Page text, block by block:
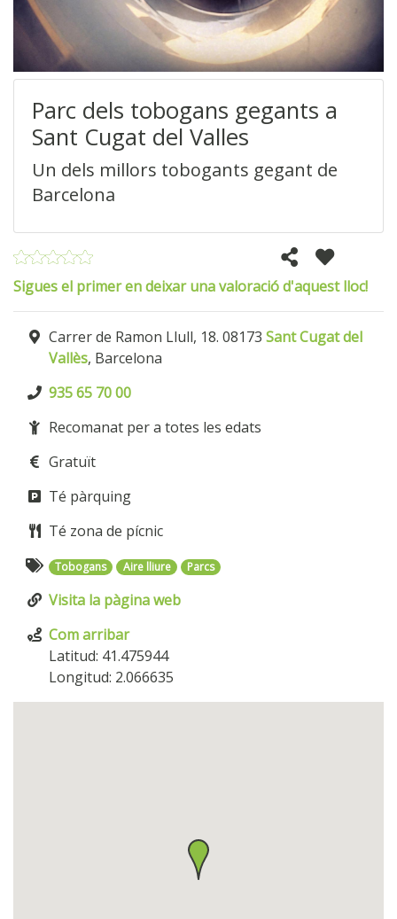
Parc dels tobogans gegants a
Sant Cugat del Valles
Un dels millors tobogants gegant de
Barcelona
Sigues el primer en deixar una valoració d'aquest lloc!
Carrer de Ramon Llull, 18. 08173 Sant Cugat del
Vallès, Barcelona
935 65 70 00
Recomanat per a totes les edats
Gratuït
Té pàrquing
Té zona de pícnic
Tobogans Aire lliure Parcs
Visita la pàgina web
Com arribar
Latitud: 41.475944
Longitud: 2.066635